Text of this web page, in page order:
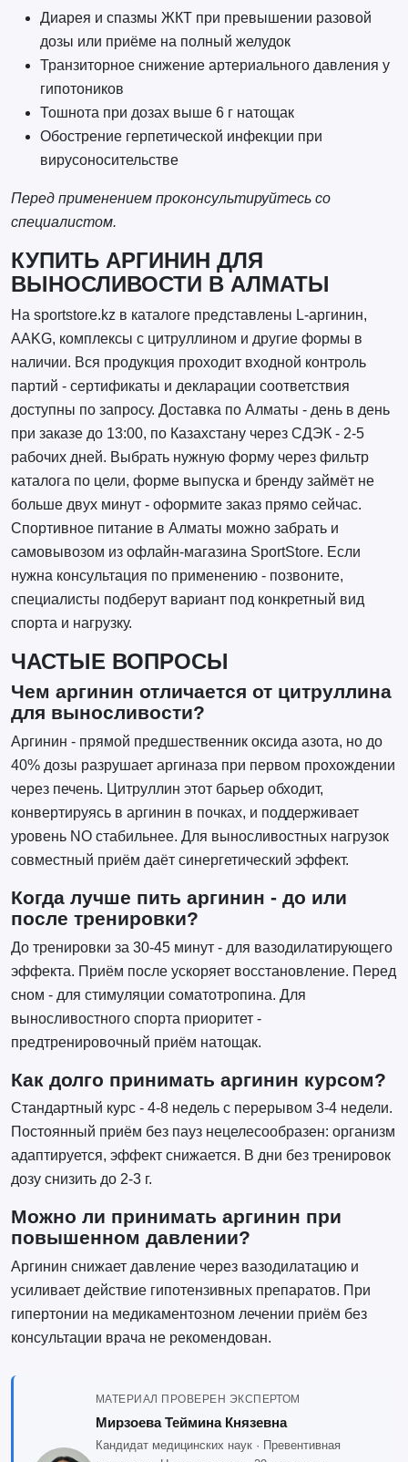
Диарея и спазмы ЖКТ при превышении разовой
дозы или приёме на полный желудок
Транзиторное снижение артериального давления у
гипотоников
Тошнота при дозах выше 6 г натощак
Обострение герпетической инфекции при
вирусоносительстве
Перед применением проконсультируйтесь со
специалистом.
КУПИТЬ АРГИНИН ДЛЯ
ВЫНОСЛИВОСТИ В АЛМАТЫ
На sportstore.kz в каталоге представлены L-аргинин,
AAKG, комплексы с цитруллином и другие формы в
наличии. Вся продукция проходит входной контроль
партий - сертификаты и декларации соответствия
доступны по запросу. Доставка по Алматы - день в день
при заказе до 13:00, по Казахстану через СДЭК - 2-5
рабочих дней. Выбрать нужную форму через фильтр
каталога по цели, форме выпуска и бренду займёт не
больше двух минут - оформите заказ прямо сейчас.
Спортивное питание в Алматы можно забрать и
самовывозом из офлайн-магазина SportStore. Если
нужна консультация по применению - позвоните,
специалисты подберут вариант под конкретный вид
спорта и нагрузку.
ЧАСТЫЕ ВОПРОСЫ
Чем аргинин отличается от цитруллина
для выносливости?
Аргинин - прямой предшественник оксида азота, но до
40% дозы разрушает аргиназа при первом прохождении
через печень. Цитруллин этот барьер обходит,
конвертируясь в аргинин в почках, и поддерживает
уровень NO стабильнее. Для выносливостных нагрузок
совместный приём даёт синергетический эффект.
Когда лучше пить аргинин - до или
после тренировки?
До тренировки за 30-45 минут - для вазодилатирующего
эффекта. Приём после ускоряет восстановление. Перед
сном - для стимуляции соматотропина. Для
выносливостного спорта приоритет -
предтренировочный приём натощак.
Как долго принимать аргинин курсом?
Стандартный курс - 4-8 недель с перерывом 3-4 недели.
Постоянный приём без пауз нецелесообразен: организм
адаптируется, эффект снижается. В дни без тренировок
дозу снизить до 2-3 г.
Можно ли принимать аргинин при
повышенном давлении?
Аргинин снижает давление через вазодилатацию и
усиливает действие гипотензивных препаратов. При
гипертонии на медикаментозном лечении приём без
консультации врача не рекомендован.
МАТЕРИАЛ ПРОВЕРЕН ЭКСПЕРТОМ
Мирзоева Теймина Князевна
Кандидат медицинских наук · Превентивная